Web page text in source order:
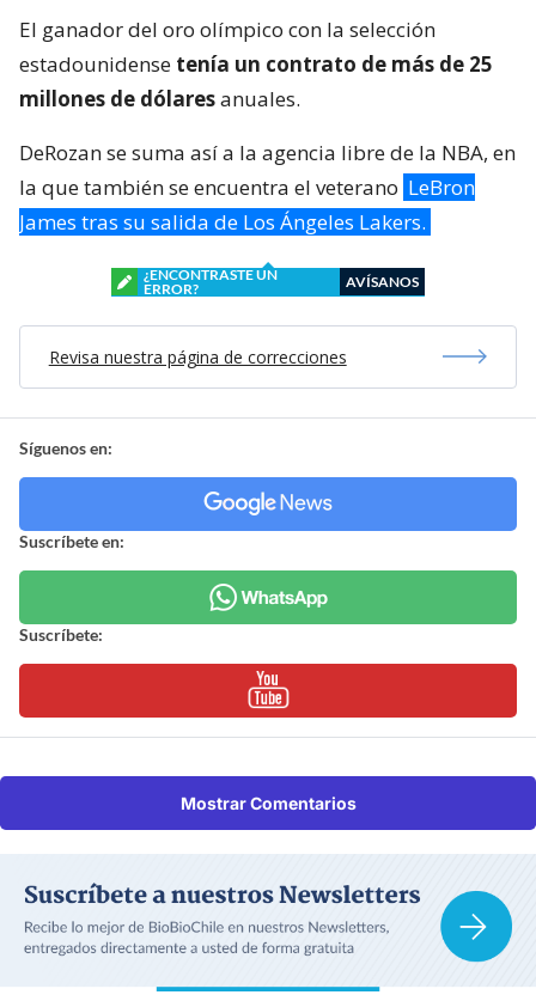
El ganador del oro olímpico con la selección
estadounidense tenía un contrato de más de 25
millones de dólaresanuales.
DeRozan se suma así a la agencia libre de la NBA, en
la que también se encuentra el veterano LeBron
James tras su salida de Los Ángeles Lakers.
¿ENCONTRASTE UN
ERROR?
AVÍSANOS
Revisa nuestra página de correcciones
Síguenos en:
Suscríbete en:
Suscríbete:
Mostrar Comentarios